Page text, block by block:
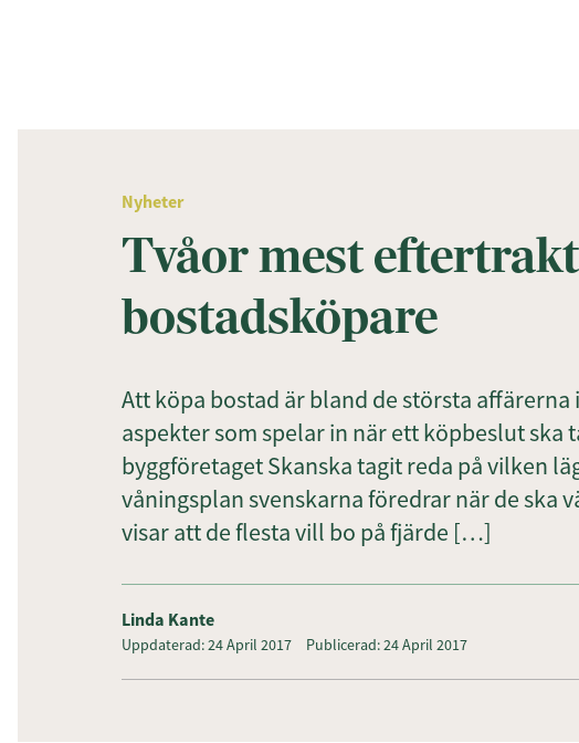
Nyheter
Tvåor mest
bostadsköpare
Att köpa bostad är bland de största affärerna
aspekter som spelar in när ett köpbeslut ska
byggföretaget Skanska tagit reda på vilken
våningsplan svenskarna föredrar när de ska
visar att de flesta vill bo på fjärde […]
Linda Kante
Uppdaterad: 24 April 2017 Publicerad: 24 April 2017